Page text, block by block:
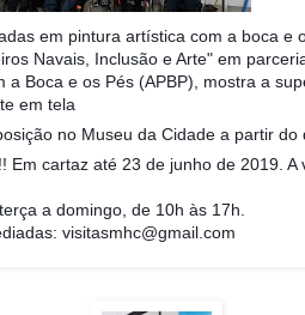
em pintura artística com a boca e
Navais, Inclusão e Arte" em
a Boca e os Pés (APBP), mostra a
em tela
no Museu da Cidade a partir do
Em cartaz até 23 de junho de 2019. A
a domingo, de 10h às 17h.
visitasmhc@gmail.com